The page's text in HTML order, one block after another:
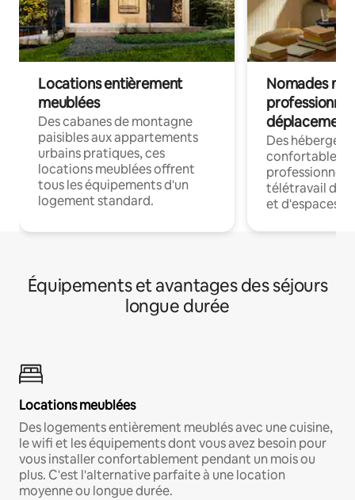
Locations entièrement
meublées
Des cabanes de montagne
paisibles aux appartements
urbains pratiques, ces
locations meublées offrent
tous les équipements d'un
logement standard.
Nomades
déplacement
Des
confortables
professionnels
télétravail
et d'espaces
Équipements et avantages des séjours
longue durée
Locations meublées
Des logements entièrement meublés avec une cuisine,
le wifi et les équipements dont vous avez besoin pour
vous installer confortablement pendant un mois ou
plus. C'est l'alternative parfaite à une location
moyenne ou longue durée.